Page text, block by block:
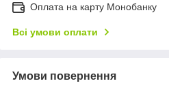
Оплата на карту Монобанку
Всі умови оплати
Умови повернення